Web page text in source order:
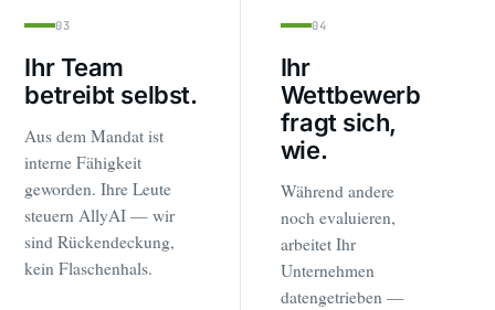
03
Ihr Team
betreibt selbst.
Aus dem Mandat ist
interne Fähigkeit
geworden. Ihre Leute
steuern AllyAI — wir
sind Rückendeckung,
kein Flaschenhals.
04
Ihr
Wettbewerb
fragt sich,
wie.
Während andere
noch evaluieren,
arbeitet Ihr
Unternehmen
datengetrieben —